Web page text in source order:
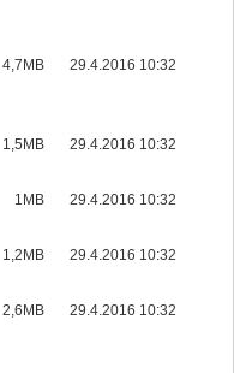
4,7MB 29.4.2016 10:32
1,5MB 29.4.2016 10:32
1MB 29.4.2016 10:32
1,2MB 29.4.2016 10:32
2,6MB 29.4.2016 10:32